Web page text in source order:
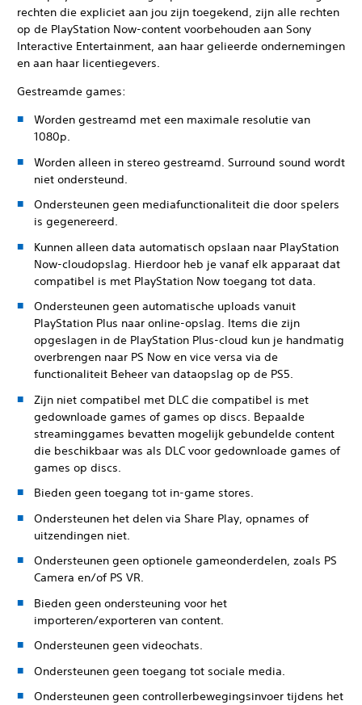
rechten die expliciet aan jou zijn toegekend, zijn alle rechten
op de PlayStation Now-content voorbehouden aan Sony
Interactive Entertainment, aan haar gelieerde ondernemingen
en aan haar licentiegevers.
Gestreamde games:
Worden gestreamd met een maximale resolutie van
1080p.
Worden alleen in stereo gestreamd. Surround sound wordt
niet ondersteund.
Ondersteunen geen mediafunctionaliteit die door spelers
is gegenereerd.
Kunnen alleen data automatisch opslaan naar PlayStation
Now-cloudopslag. Hierdoor heb je vanaf elk apparaat dat
compatibel is met PlayStation Now toegang tot data.
Ondersteunen geen automatische uploads vanuit
PlayStation Plus naar online-opslag. Items die zijn
opgeslagen in de PlayStation Plus-cloud kun je handmatig
overbrengen naar PS Now en vice versa via de
functionaliteit Beheer van dataopslag op de PS5.
Zijn niet compatibel met DLC die compatibel is met
gedownloade games of games op discs. Bepaalde
streaminggames bevatten mogelijk gebundelde content
die beschikbaar was als DLC voor gedownloade games of
games op discs.
Bieden geen toegang tot in-game stores.
Ondersteunen het delen via Share Play, opnames of
uitzendingen niet.
Ondersteunen geen optionele gameonderdelen, zoals PS
Camera en/of PS VR.
Bieden geen ondersteuning voor het
importeren/exporteren van content.
Ondersteunen geen videochats.
Ondersteunen geen toegang tot sociale media.
Ondersteunen geen controllerbewegingsinvoer tijdens het